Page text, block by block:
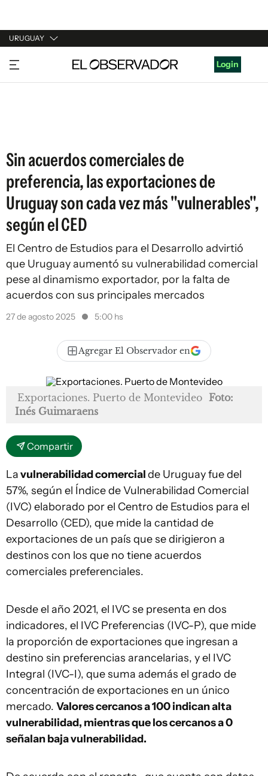
URUGUAY
URUGUAY
ARGENTINA
Login
Sin acuerdos comerciales de
preferencia, las exportaciones de
Uruguay son cada vez más "vulnerables",
según el CED
El Centro de Estudios para el Desarrollo advirtió
que Uruguay aumentó su vulnerabilidad comercial
pese al dinamismo exportador, por la falta de
acuerdos con sus principales mercados
27 de agosto 2025 5:00 hs
Agregar El Observador en
Exportaciones. Puerto de Montevideo Foto:
Inés Guimaraens
Compartir
Lavulnerabilidad comercialde Uruguay fue del
57%, según el Índice de Vulnerabilidad Comercial
(IVC) elaborado por el Centro de Estudios para el
Desarrollo (CED), que mide la cantidad de
exportaciones de un país que se dirigieron a
destinos con los que no tiene acuerdos
comerciales preferenciales.
Desde el año 2021, el IVC se presenta en dos
indicadores, el IVC Preferencias (IVC-P), que mide
la proporción de exportaciones que ingresan a
destino sin preferencias arancelarias, y el IVC
Integral (IVC-I), que suma además el grado de
concentración de exportaciones en un único
mercado. Valores cercanos a 100 indican alta
vulnerabilidad, mientras que los cercanos a 0
señalan baja vulnerabilidad.